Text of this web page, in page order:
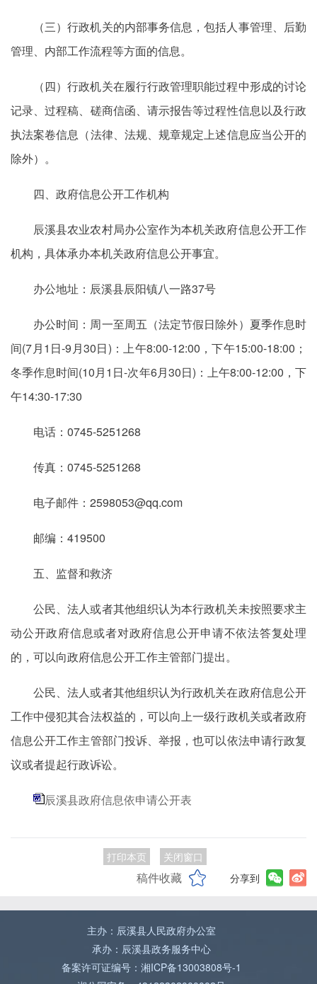
（三）行政机关的内部事务信息，包括人事管理、后勤
管理、内部工作流程等方面的信息。
（四）行政机关在履行行政管理职能过程中形成的讨论
记录、过程稿、磋商信函、请示报告等过程性信息以及行政
执法案卷信息（法律、法规、规章规定上述信息应当公开的
除外）。
四、政府信息公开工作机构
辰溪县农业农村局办公室作为本机关政府信息公开工作
机构，具体承办本机关政府信息公开事宜。
办公地址：辰溪县辰阳镇八一路37号
办公时间：周一至周五（法定节假日除外）夏季作息时
间(7月1日-9月30日)：上午8:00-12:00，下午15:00-18:00；
冬季作息时间(10月1日-次年6月30日)：上午8:00-12:00，下
午14:30-17:30
电话：0745-5251268
传真：0745-5251268
电子邮件：2598053@qq.com
邮编：419500
五、监督和救济
公民、法人或者其他组织认为本行政机关未按照要求主
动公开政府信息或者对政府信息公开申请不依法答复处理
的，可以向政府信息公开工作主管部门提出。
公民、法人或者其他组织认为行政机关在政府信息公开
工作中侵犯其合法权益的，可以向上一级行政机关或者政府
信息公开工作主管部门投诉、举报，也可以依法申请行政复
议或者提起行政诉讼。
辰溪县政府信息依申请公开表
打印本页 关闭窗口
稿件收藏 分享到
主办：辰溪县人民政府办公室
承办：辰溪县政务服务中心
备案许可证编号：湘ICP备13003808号-1